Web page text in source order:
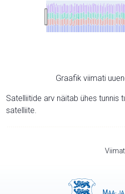
Graafik viimati
Satelliitide arv näitab ühes tunnis
satelliite.